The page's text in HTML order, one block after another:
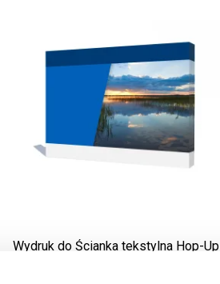
Wydruk do Ścianka tekstylna Hop-Up